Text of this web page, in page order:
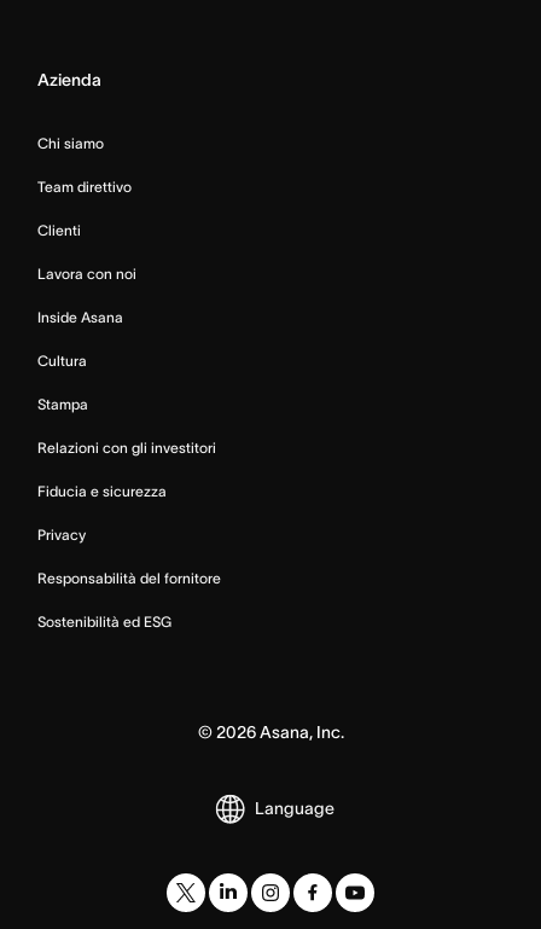
Azienda
Chi siamo
Team direttivo
Clienti
Lavora con noi
Inside Asana
Cultura
Stampa
Relazioni con gli investitori
Fiducia e sicurezza
Privacy
Responsabilità del fornitore
Sostenibilità ed ESG
© 2026Asana, Inc.
Language